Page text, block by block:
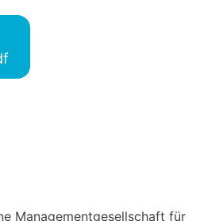
Managementgesellschaft für